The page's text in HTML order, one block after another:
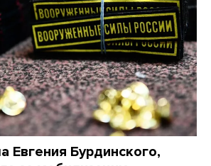
Евгения Бурдинского,